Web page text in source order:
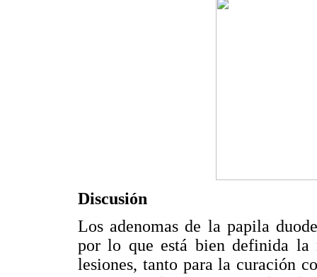
Discusión
Los adenomas de la papila
por lo que está bien definida la
lesiones, tanto para la curación